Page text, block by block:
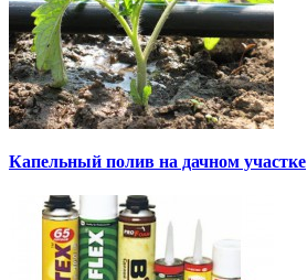
Капельный полив на дачном участке